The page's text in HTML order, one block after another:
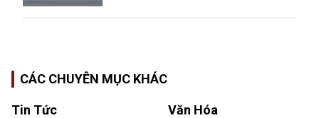
CÁC CHUYÊN MỤC KHÁC
Tin Tức Văn Hóa